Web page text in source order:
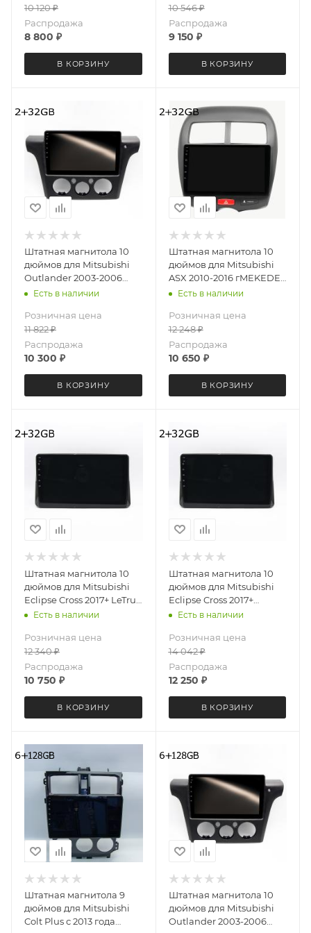
10 120₽
Распродажа
8 800 ₽
В КОРЗИНУ
10 546₽
Распродажа
9 150 ₽
В КОРЗИНУ
Штатная магнитола 10
дюймов для Mitsubishi
Outlander 2003-2006
Airtrek 2001-2005
6199 Android 12 2+32 Gb
Есть в наличии
Розничная цена
11 822₽
Распродажа
10 300 ₽
В КОРЗИНУ
Штатная магнитола 10
дюймов для Mitsubishi
ASX 2010-2016 гMEKEDE
M150S 1884-6199 Android
Есть в наличии
Розничная цена
12 248₽
Распродажа
10 650 ₽
В КОРЗИНУ
Штатная магнитола 10
дюймов для Mitsubishi
Eclipse Cross 2017+ LeTrun
3981-6693 Android 12 MTK
Есть в наличии
Розничная цена
12 340₽
Распродажа
10 750 ₽
В КОРЗИНУ
Штатная магнитола 10
дюймов для Mitsubishi
Eclipse Cross 2017+
MEKEDE M150S 3981-6199
Есть в наличии
Розничная цена
14 042₽
Распродажа
12 250 ₽
В КОРЗИНУ
Штатная магнитола 9
дюймов для Mitsubishi
Colt Plus с 2013 года
Штатная магнитола 10
дюймов для Mitsubishi
Outlander 2003-2006